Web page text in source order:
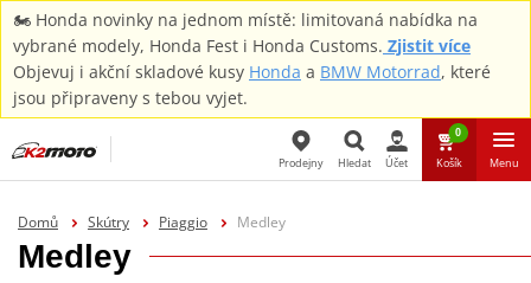
🏍️ Honda novinky na jednom místě: limitovaná nabídka na
vybrané modely, Honda Fest i Honda Customs. Zjistit více
Objevuj i akční skladové kusy Honda a BMW Motorrad, které
jsou připraveny s tebou vyjet.
Prodejny Hledat Účet
0
Košík Menu
Domů Skútry Piaggio Medley
Medley